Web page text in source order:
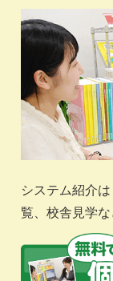
システム紹介
覧、校舎見学な